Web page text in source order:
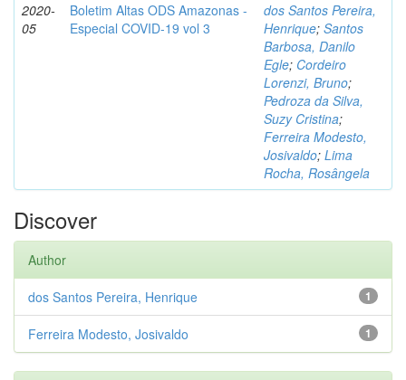
2020-
05
Boletim Altas ODS Amazonas -
Especial COVID-19 vol 3
dos Santos Pereira,
Henrique; Santos
Barbosa, Danilo
Egle; Cordeiro
Lorenzi, Bruno;
Pedroza da Silva,
Suzy Cristina;
Ferreira Modesto,
Josivaldo; Lima
Rocha, Rosângela
Discover
Author
1
dos Santos Pereira, Henrique
1
Ferreira Modesto, Josivaldo